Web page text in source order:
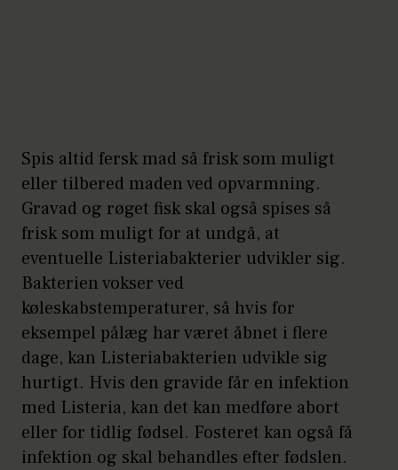
Spis altid fersk mad så frisk som muligt
eller tilbered maden ved opvarmning.
Gravad og røget fisk skal også spises så
frisk som muligt for at undgå, at
eventuelle Listeriabakterier udvikler sig.
Bakterien vokser ved
køleskabstemperaturer, så hvis for
eksempel pålæg har været åbnet i flere
dage, kan Listeriabakterien udvikle sig
hurtigt. Hvis den gravide får en infektion
med Listeria, kan det kan medføre abort
eller for tidlig fødsel. Fosteret kan også få
infektion og skal behandles efter fødslen.